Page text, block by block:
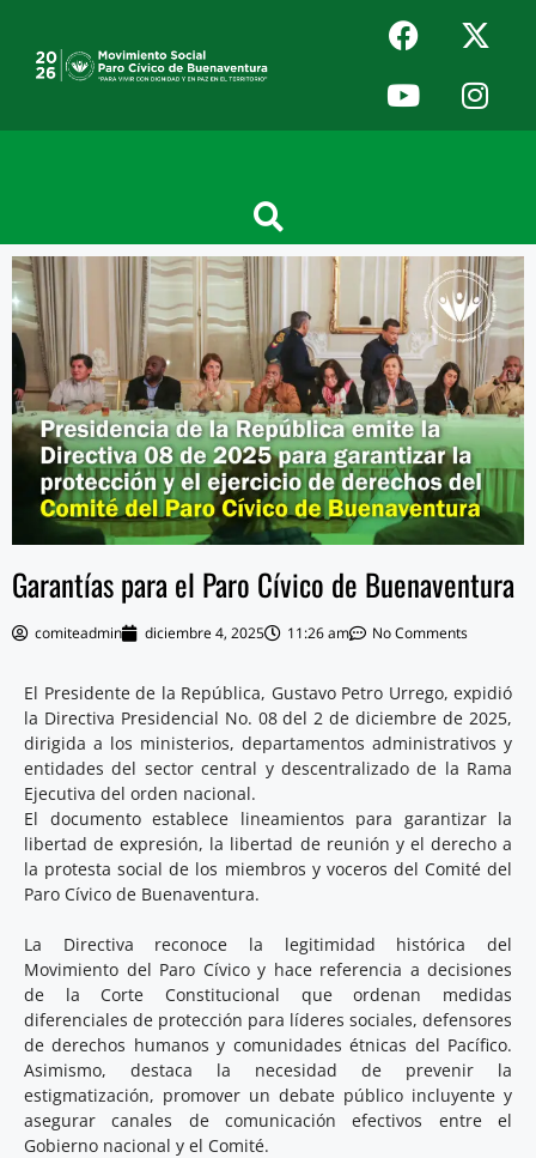
Garantías para el Paro Cívico de Buenaventura
comiteadmin diciembre 4, 2025 11:26 am No Comments
El Presidente de la República, Gustavo Petro Urrego, expidió
la Directiva Presidencial No. 08 del 2 de diciembre de 2025,
dirigida a los ministerios, departamentos administrativos y
entidades del sector central y descentralizado de la Rama
Ejecutiva del orden nacional.
El documento establece lineamientos para garantizar la
libertad de expresión, la libertad de reunión y el derecho a
la protesta social de los miembros y voceros del Comité del
Paro Cívico de Buenaventura.
La Directiva reconoce la legitimidad histórica del
Movimiento del Paro Cívico y hace referencia a decisiones
de la Corte Constitucional que ordenan medidas
diferenciales de protección para líderes sociales, defensores
de derechos humanos y comunidades étnicas del Pacífico.
Asimismo, destaca la necesidad de prevenir la
estigmatización, promover un debate público incluyente y
asegurar canales de comunicación efectivos entre el
Gobierno nacional y el Comité.